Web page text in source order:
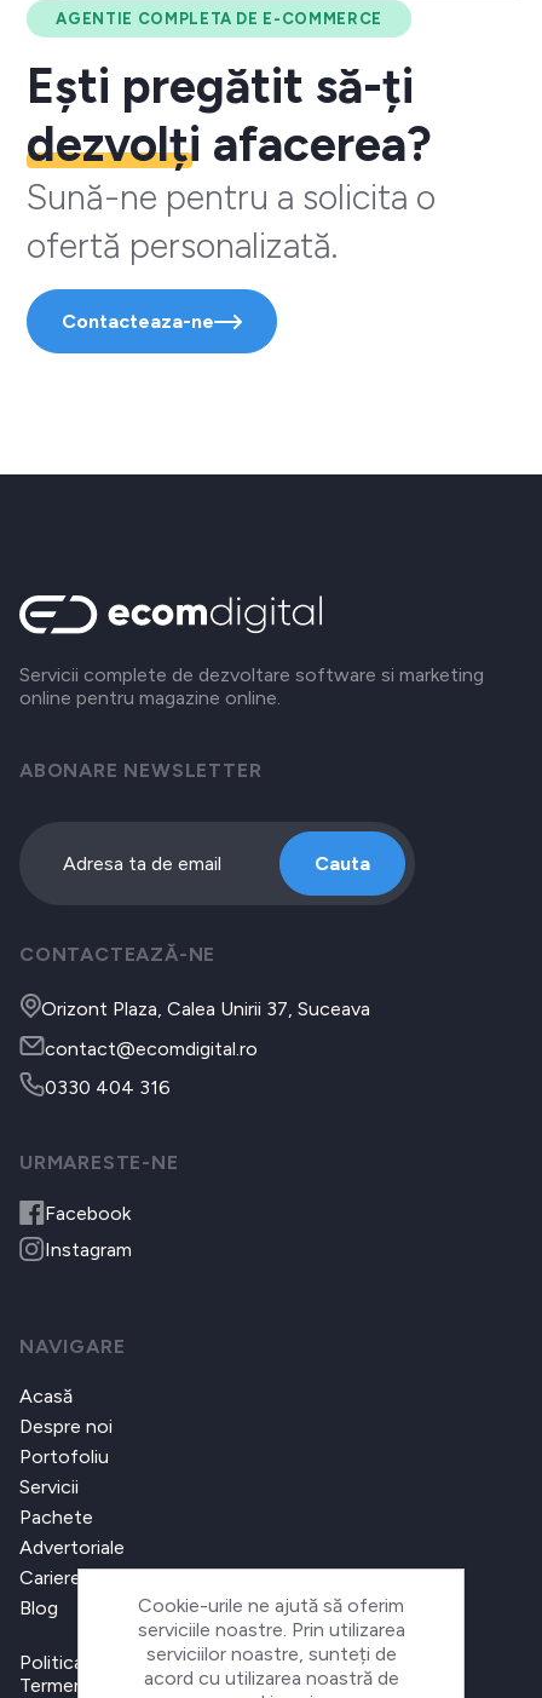
AGENTIE COMPLETA DE E-COMMERCE
Ești pregătit să-ți
dezvolți afacerea?
Sună-ne pentru a solicita o
ofertă personalizată.
Contacteaza-ne
Servicii complete de dezvoltare software si marketing
online pentru magazine online.
ABONARE NEWSLETTER
Cauta
CONTACTEAZĂ-NE
Orizont Plaza, Calea Unirii 37, Suceava
contact@ecomdigital.ro
0330 404 316
URMARESTE-NE
Facebook
Instagram
NAVIGARE
Acasă
Despre noi
Portofoliu
Servicii
Pachete
Advertoriale
Cariere
Blog
Politica de confidențialitate
Termeni și condiții
Cookie-urile ne ajută să oferim
serviciile noastre. Prin utilizarea
serviciilor noastre, sunteți de
acord cu utilizarea noastră de